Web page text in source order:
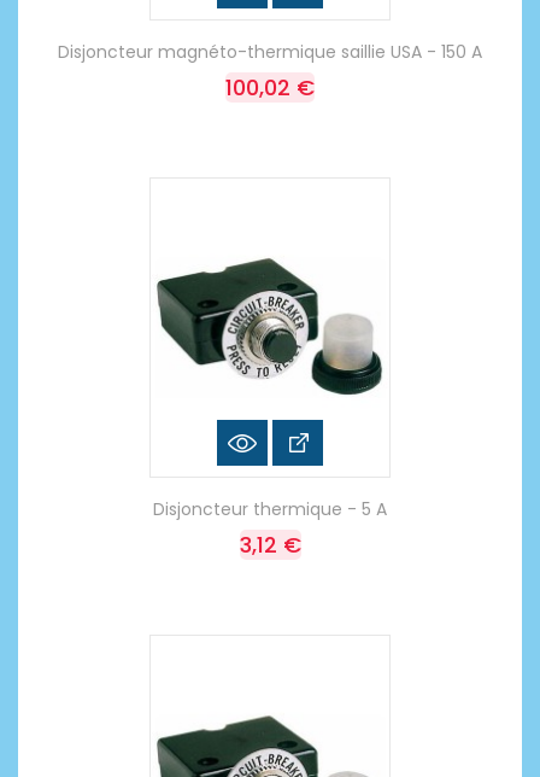
Disjoncteur magnéto-thermique saillie USA - 150 A
100,02 €
Disjoncteur thermique - 5 A
3,12 €